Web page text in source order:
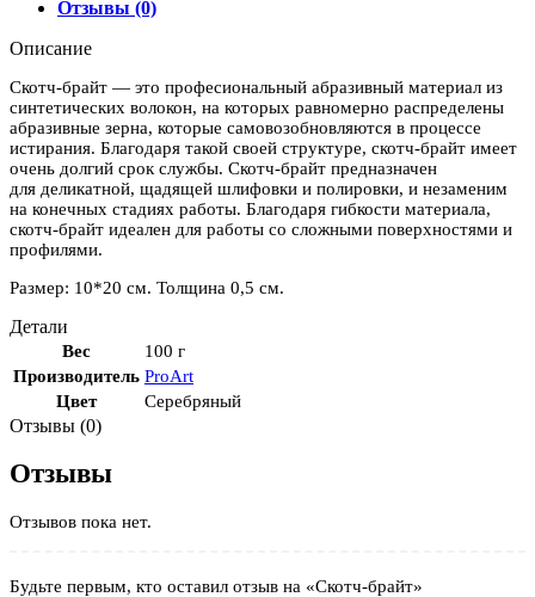
Отзывы (0)
Описание
Скотч-брайт — это професиональный абразивный материал из
синтетических волокон, на которых равномерно распределены
абразивные зерна, которые самовозобновляются в процессе
истирания. Благодаря такой своей структуре, скотч-брайт имеет
очень долгий срок службы. Скотч-брайт предназначен
для деликатной, щадящей шлифовки и полировки, и незаменим
на конечных стадиях работы. Благодаря гибкости материала,
скотч-брайт идеален для работы со сложными поверхностями и
профилями.
Размер: 10*20 см. Толщина 0,5 см.
Детали
Вес
100 г
Производитель ProArt
Цвет
Серебряный
Отзывы (0)
Отзывы
Отзывов пока нет.
Будьте первым, кто оставил отзыв на «Скотч-брайт»